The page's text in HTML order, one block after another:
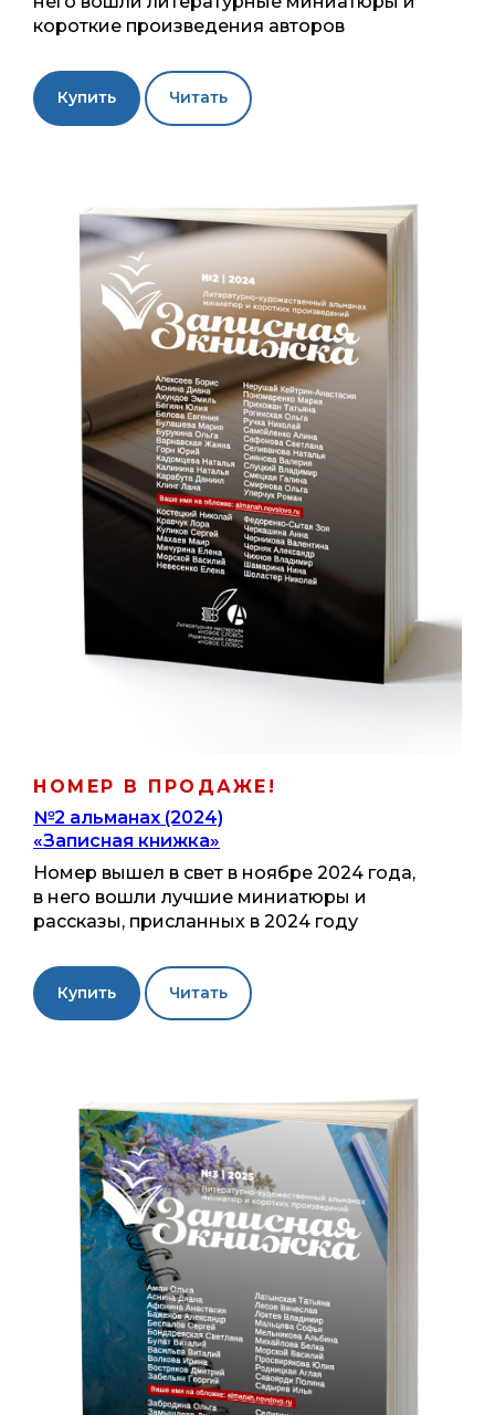
короткие произведения авторов
Купить Читать
НОМЕР В ПРОДАЖЕ!
№2 альманах (2024)
«Записная книжка»
Номер вышел в свет в ноябре 2024 года,
в него вошли лучшие миниатюры и
рассказы, присланных в 2024 году
Купить Читать